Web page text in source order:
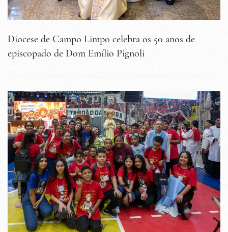
Diocese de Campo Limpo celebra os 50 anos de
episcopado de Dom Emílio Pignoli